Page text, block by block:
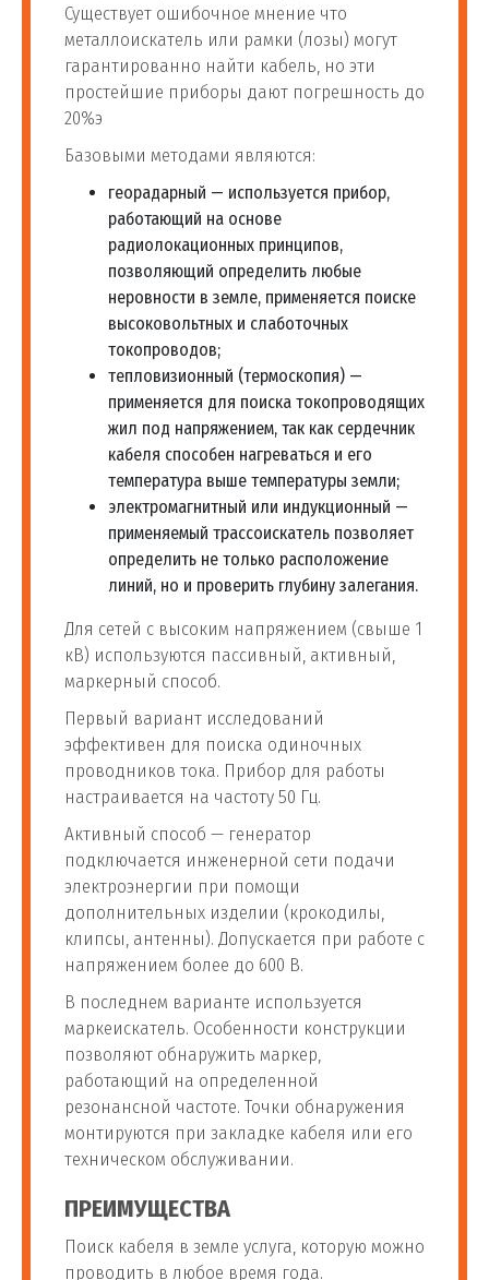
Существует ошибочное мнение что
металлоискатель или рамки (лозы) могут
гарантированно найти кабель, но эти
простейшие приборы дают погрешность до
20%э
Базовыми методами являются:
георадарный — используется прибор,
работающий на основе
радиолокационных принципов,
позволяющий определить любые
неровности в земле, применяется поиске
высоковольтных и слаботочных
токопроводов;
тепловизионный (термоскопия) —
применяется для поиска токопроводящих
жил под напряжением, так как сердечник
кабеля способен нагреваться и его
температура выше температуры земли;
электромагнитный или индукционный —
применяемый трассоискатель позволяет
определить не только расположение
линий, но и проверить глубину залегания.
Для сетей с высоким напряжением (свыше 1
кВ) используются пассивный, активный,
маркерный способ.
Первый вариант исследований
эффективен для поиска одиночных
проводников тока. Прибор для работы
настраивается на частоту 50 Гц.
Активный способ — генератор
подключается инженерной сети подачи
электроэнергии при помощи
дополнительных изделии (крокодилы,
клипсы, антенны). Допускается при работе с
напряжением более до 600 В.
В последнем варианте используется
маркеискатель. Особенности конструкции
позволяют обнаружить маркер,
работающий на определенной
резонансной частоте. Точки обнаружения
монтируются при закладке кабеля или его
техническом обслуживании.
ПРЕИМУЩЕСТВА
Поиск кабеля в земле услуга, которую можно
проводить в любое время года.